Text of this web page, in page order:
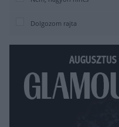
Dolgozom rajta